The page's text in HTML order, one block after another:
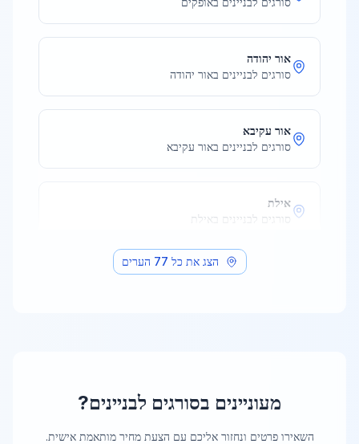
אור יהודה
סורגים לבניינים באור יהודה
אור עקיבא
סורגים לבניינים באור עקיבא
אילת
סורגים לבניינים באילת
סורגים לבנייניםבאשדוד
הצג את כל 77 הערים
מעוניינים בסורגים לבניינים?
השאירו פרטים ונחזור אליכם עם הצעת מחיר מותאמת אישית.